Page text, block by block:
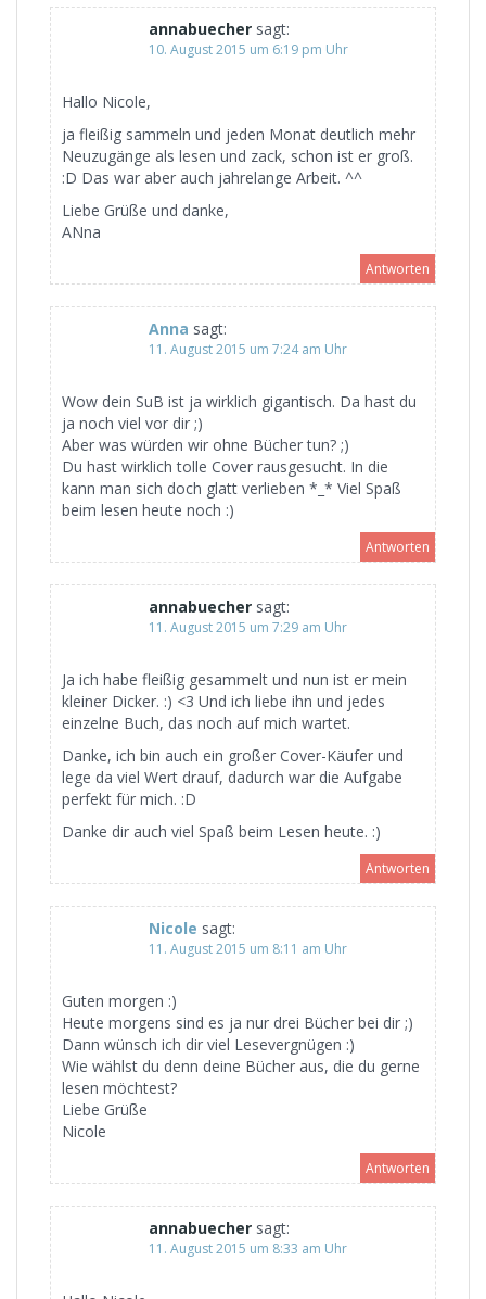
annabuecher sagt:
10. August 2015 um 6:19 pm Uhr
Hallo Nicole,
ja fleißig sammeln und jeden Monat deutlich mehr
Neuzugänge als lesen und zack, schon ist er groß.
:D Das war aber auch jahrelange Arbeit. ^^
Liebe Grüße und danke,
ANna
Antworten
Anna sagt:
11. August 2015 um 7:24 am Uhr
Wow dein SuB ist ja wirklich gigantisch. Da hast du
ja noch viel vor dir ;)
Aber was würden wir ohne Bücher tun? ;)
Du hast wirklich tolle Cover rausgesucht. In die
kann man sich doch glatt verlieben *_* Viel Spaß
beim lesen heute noch :)
Antworten
annabuecher sagt:
11. August 2015 um 7:29 am Uhr
Ja ich habe fleißig gesammelt und nun ist er mein
kleiner Dicker. :) <3 Und ich liebe ihn und jedes
einzelne Buch, das noch auf mich wartet.
Danke, ich bin auch ein großer Cover-Käufer und
lege da viel Wert drauf, dadurch war die Aufgabe
perfekt für mich. :D
Danke dir auch viel Spaß beim Lesen heute. :)
Antworten
Nicole sagt:
11. August 2015 um 8:11 am Uhr
Guten morgen :)
Heute morgens sind es ja nur drei Bücher bei dir ;)
Dann wünsch ich dir viel Lesevergnügen :)
Wie wählst du denn deine Bücher aus, die du gerne
lesen möchtest?
Liebe Grüße
Nicole
Antworten
annabuecher sagt:
11. August 2015 um 8:33 am Uhr